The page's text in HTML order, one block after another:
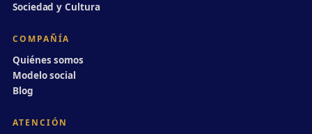
Sociedad y Cultura
COMPAÑÍA
Quiénes somos
Modelo social
Blog
ATENCIÓN